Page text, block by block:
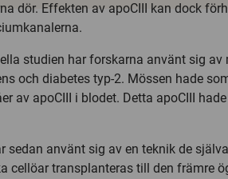
dör. Effekten av apoCIII kan dock
studien har forskarna använt sig av
och diabetes typ-2. Mössen hade
av apoCIII i blodet. Detta apoCIII
sedan använt sig av en teknik de
cellöar transplanteras till den främre